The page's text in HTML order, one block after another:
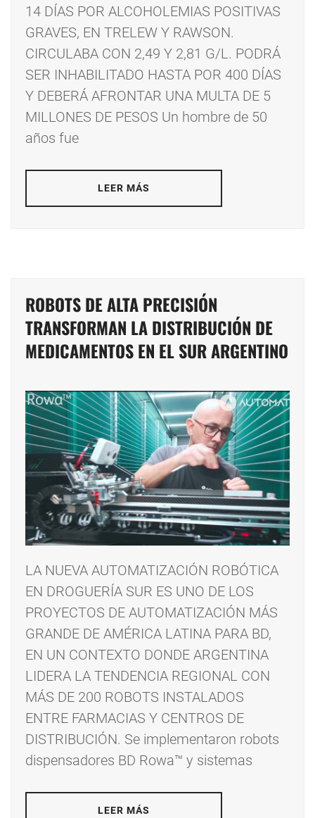
14 DÍAS POR ALCOHOLEMIAS POSITIVAS
GRAVES, EN TRELEW Y RAWSON.
CIRCULABA CON 2,49 Y 2,81 G/L. PODRÁ
SER INHABILITADO HASTA POR 400 DÍAS
Y DEBERÁ AFRONTAR UNA MULTA DE 5
MILLONES DE PESOS Un hombre de 50
años fue
LEER MÁS
ROBOTS DE ALTA PRECISIÓN
TRANSFORMAN LA DISTRIBUCIÓN DE
MEDICAMENTOS EN EL SUR ARGENTINO
LA NUEVA AUTOMATIZACIÓN ROBÓTICA
EN DROGUERÍA SUR ES UNO DE LOS
PROYECTOS DE AUTOMATIZACIÓN MÁS
GRANDE DE AMÉRICA LATINA PARA BD,
EN UN CONTEXTO DONDE ARGENTINA
LIDERA LA TENDENCIA REGIONAL CON
MÁS DE 200 ROBOTS INSTALADOS
ENTRE FARMACIAS Y CENTROS DE
DISTRIBUCIÓN. Se implementaron robots
dispensadores BD Rowa™ y sistemas
LEER MÁS